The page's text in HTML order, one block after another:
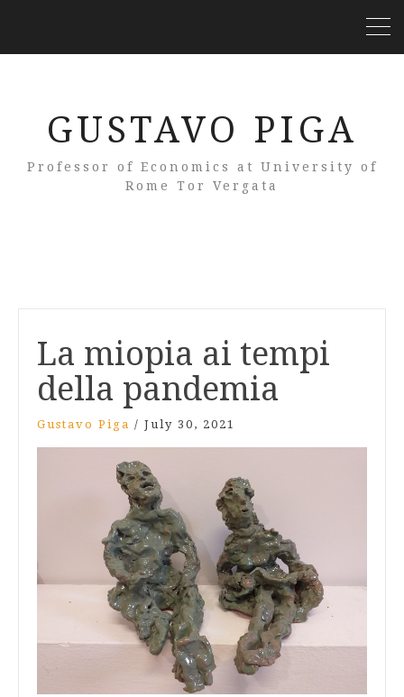
GUSTAVO PIGA
Professor of Economics at University of
Rome Tor Vergata
La miopia ai tempi
della pandemia
Gustavo Piga / July 30, 2021